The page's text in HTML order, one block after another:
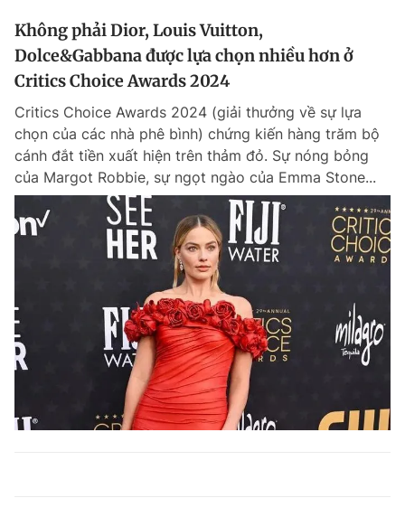
Không phải Dior, Louis Vuitton,
Dolce&Gabbana được lựa chọn nhiều hơn ở
Critics Choice Awards 2024
Critics Choice Awards 2024 (giải thưởng về sự lựa
chọn của các nhà phê bình) chứng kiến hàng trăm bộ
cánh đắt tiền xuất hiện trên thảm đỏ. Sự nóng bỏng
của Margot Robbie, sự ngọt ngào của Emma Stone...